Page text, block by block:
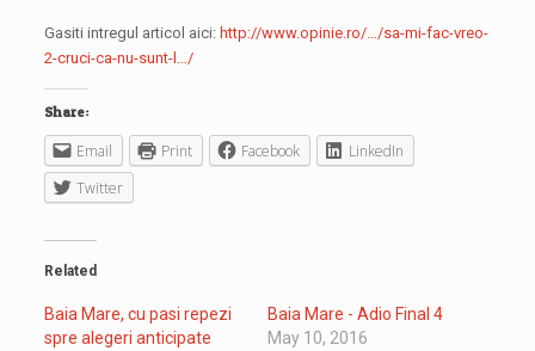
Gasiti intregul articol aici: http://www.opinie.ro/…/sa-mi-fac-vreo-
2-cruci-ca-nu-sunt-l…/
Share:
Email Print Facebook
LinkedIn
Twitter
Related
Baia Mare, cu pasi repezi
spre alegeri anticipate
Baia Mare - Adio Final 4
May 10, 2016